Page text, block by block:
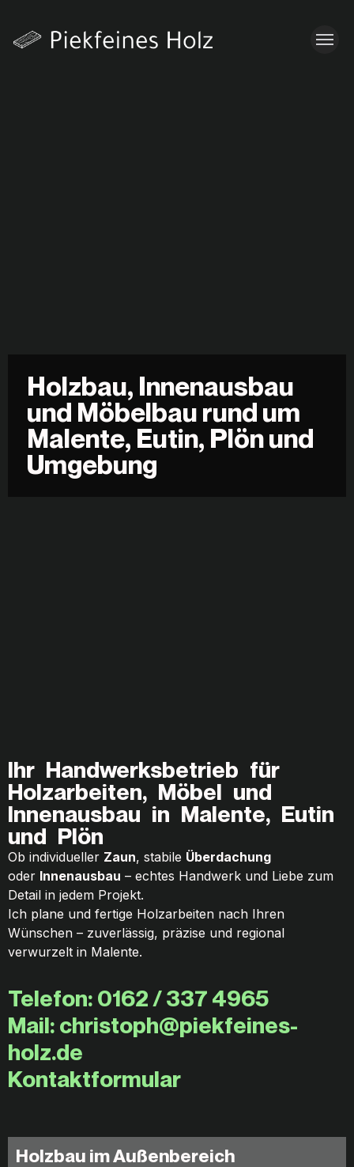
Holzbau, Innenausbau
und Möbelbau rund um
Malente, Eutin, Plön und
Umgebung
Ihr Handwerksbetrieb für
Holzarbeiten, Möbel und
Innenausbau in Malente, Eutin
und Plön
Ob individueller Zaun, stabile Überdachung
oder Innenausbau – echtes Handwerk und Liebe zum
Detail in jedem Projekt.
Ich plane und fertige Holzarbeiten nach Ihren
Wünschen – zuverlässig, präzise und regional
verwurzelt in Malente.
Telefon: 0162 / 337 4965
Mail: christoph@piekfeines-
holz.de
Kontaktformular
Holzbau im Außenbereich